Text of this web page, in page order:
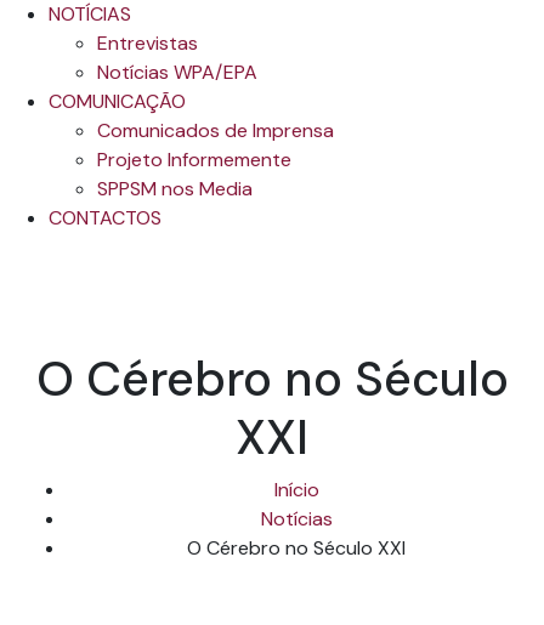
NOTÍCIAS
Entrevistas
Notícias WPA/EPA
COMUNICAÇÃO
Comunicados de Imprensa
Projeto Informemente
SPPSM nos Media
CONTACTOS
O Cérebro no Século
XXI
Início
Notícias
O Cérebro no Século XXI